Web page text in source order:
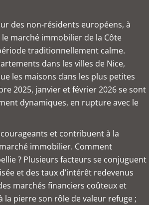
des non-résidents européens, à
marché immobilier de la Côte
traditionnellement calme.
dans les villes de Nice,
les maisons dans les plus petites
2025, janvier et février 2026 se sont
dynamiques, en rupture avec le
et contribuent à la
immobilier. Comment
? Plusieurs facteurs se conjuguent
et des taux d’intérêt redevenus
marchés financiers coûteux et
la pierre son rôle de valeur refuge ;